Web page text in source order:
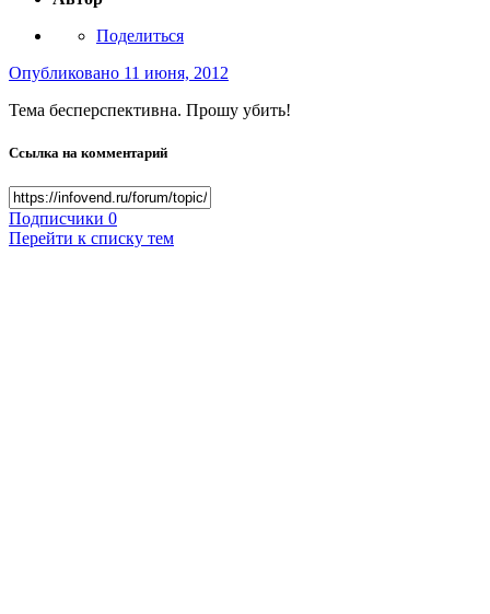
Поделиться
Опубликовано 11 июня, 2012
Тема бесперспективна. Прошу убить!
Ссылка на комментарий
Подписчики 0
Перейти к списку тем